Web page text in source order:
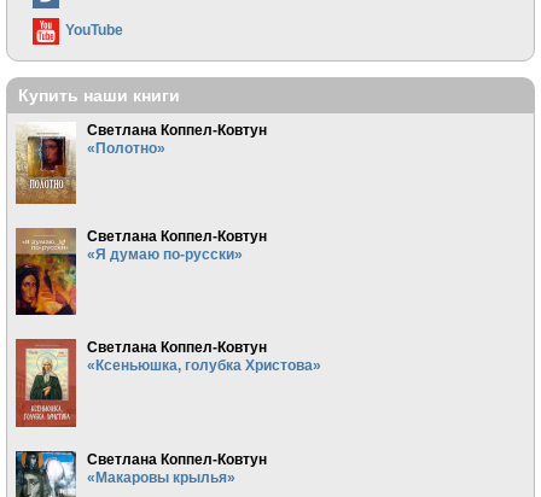
YouTube
Купить наши книги
Светлана Коппел-Ковтун
«Полотно»
Светлана Коппел-Ковтун
«Я думаю по-русски»
Светлана Коппел-Ковтун
«Ксеньюшка, голубка Христова»
Светлана Коппел-Ковтун
«Макаровы крылья»